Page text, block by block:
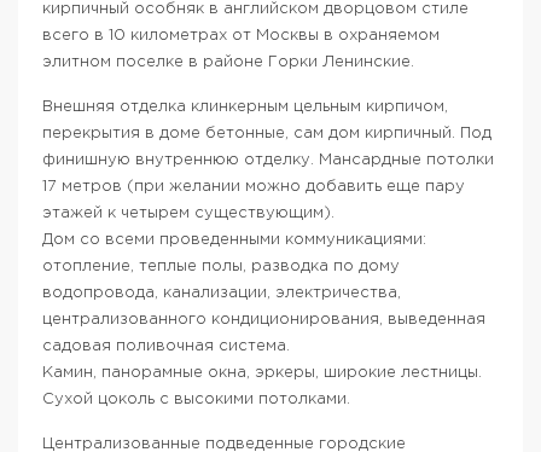
кирпичный особняк в английском дворцовом стиле
всего в 10 километрах от Москвы в охраняемом
элитном поселке в районе Горки Ленинские.
Внешняя отделка клинкерным цельным кирпичом,
перекрытия в доме бетонные, сам дом кирпичный. Под
финишную внутреннюю отделку. Мансардные потолки
17 метров (при желании можно добавить еще пару
этажей к четырем существующим).
Дом со всеми проведенными коммуникациями:
отопление, теплые полы, разводка по дому
водопровода, канализации, электричества,
централизованного кондиционирования, выведенная
садовая поливочная система.
Камин, панорамные окна, эркеры, широкие лестницы.
Сухой цоколь с высокими потолками.
Централизованные подведенные городские